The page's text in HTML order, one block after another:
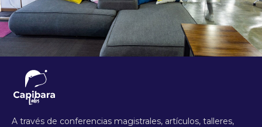
A través de conferencias magistrales, artículos, talleres,